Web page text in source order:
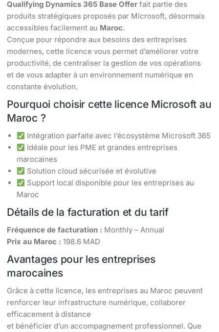
Qualifying Dynamics 365 Base Offer fait partie des
produits stratégiques proposés par Microsoft, désormais
accessibles facilement au Maroc.
Conçue pour répondre aux besoins des entreprises
modernes, cette licence vous permet d’améliorer votre
productivité, de centraliser la gestion de vos opérations
et de vous adapter à un environnement numérique en
constante évolution.
Pourquoi choisir cette licence Microsoft au
Maroc ?
Intégration parfaite avec l’écosystème Microsoft 365
Idéale pour les PME et grandes entreprises
marocaines
Solution cloud sécurisée et évolutive
Support local disponible pour les entreprises au
Maroc
Détails de la facturation et du tarif
Fréquence de facturation : Monthly – Annual
Prix au Maroc : 198.6 MAD
Avantages pour les entreprises
marocaines
Grâce à cette licence, les entreprises au Maroc peuvent
renforcer leur infrastructure numérique, collaborer
efficacement à distance
et bénéficier d’un accompagnement professionnel. Que